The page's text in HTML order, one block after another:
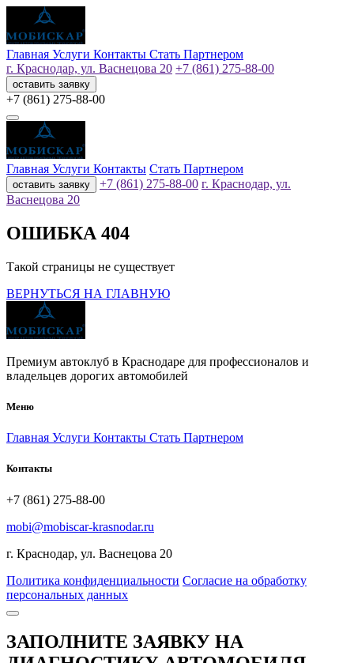
Главная Услуги Контакты Стать Партнером
г. Краснодар, ул. Васнецова 20 +7 (861) 275-88-00
оставить заявку
+7 (861) 275-88-00
Главная Услуги Контакты Стать Партнером
оставить заявку +7 (861) 275-88-00 г. Краснодар, ул.
Васнецова 20
ОШИБКА 404
Такой страницы не существует
ВЕРНУТЬСЯ НА ГЛАВНУЮ
Премиум автоклуб в Краснодаре для профессионалов и
владельцев дорогих автомобилей
Меню
Главная Услуги Контакты Стать Партнером
Контакты
+7 (861) 275-88-00
mobi@mobiscar-krasnodar.ru
г. Краснодар, ул. Васнецова 20
Политика конфиденциальности Согласие на обработку
персональных данных
ЗАПОЛНИТЕ ЗАЯВКУ НА